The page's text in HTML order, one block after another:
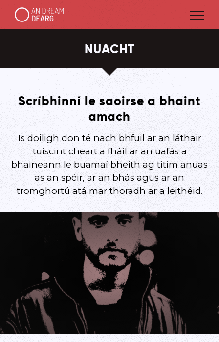
NUACHT
Scríbhinní le saoirse a bhaint
amach
Is doiligh don té nach bhfuil ar an láthair
tuiscint cheart a fháil ar an uafás a
bhaineann le buamaí bheith ag titim anuas
as an spéir, ar an bhás agus ar an
tromghortú atá mar thoradh ar a leithéid.